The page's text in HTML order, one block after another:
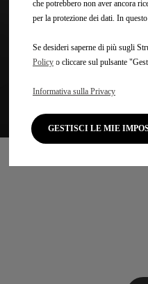
che potrebbero non aver ancora
per la protezione dei dati. In
Se desideri saperne di più sugli
Policy o cliccare sul pulsante
Informativa sulla Privacy
GESTISCI LE MIE